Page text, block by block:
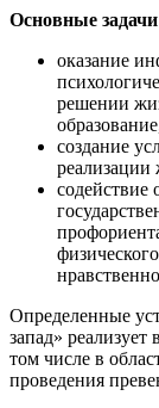
Основные
оказание
решении
создание
содействие
Определенные
запад» реализует
том числе в
проведения